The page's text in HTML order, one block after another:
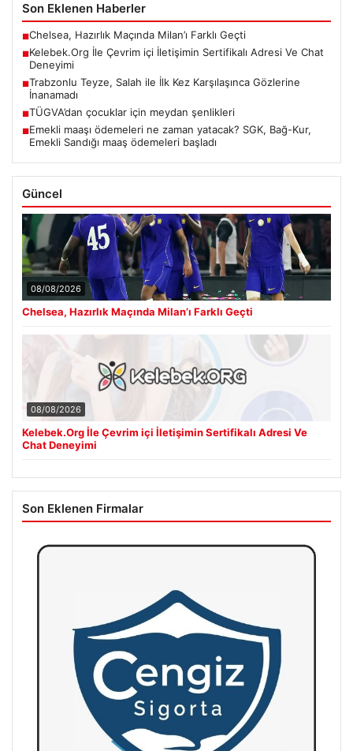
Son Eklenen Haberler
■Chelsea, Hazırlık Maçında Milan’ı Farklı Geçti
■Kelebek.Org İle Çevrim içi İletişimin Sertifikalı Adresi Ve Chat
Deneyimi
■Trabzonlu Teyze, Salah ile İlk Kez Karşılaşınca Gözlerine
İnanamadı
■TÜGVA’dan çocuklar için meydan şenlikleri
■Emekli maaşı ödemeleri ne zaman yatacak? SGK, Bağ-Kur,
Emekli Sandığı maaş ödemeleri başladı
Güncel
08/08/2026
Chelsea, Hazırlık Maçında Milan’ı Farklı Geçti
08/08/2026
Kelebek.Org İle Çevrim içi İletişimin Sertifikalı Adresi Ve
Chat Deneyimi
Son Eklenen Firmalar